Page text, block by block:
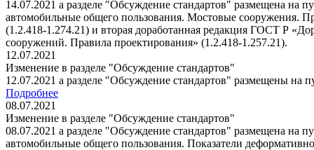
14.07.2021 а разделе "Обсуждение стандартов" размещена на
автомобильные общего пользования. Мостовые сооружения.
(1.2.418-1.274.21) и вторая доработанная редакция ГОСТ Р
сооружений. Правила проектирования» (1.2.418-1.257.21).
12.07.2021
Изменение в разделе "Обсуждение стандартов"
12.07.2021 а разделе "Обсуждение стандартов" размещены на
Подробнее
08.07.2021
Изменение в разделе "Обсуждение стандартов"
08.07.2021 а разделе "Обсуждение стандартов" размещена на
автомобильные общего пользования. Показатели